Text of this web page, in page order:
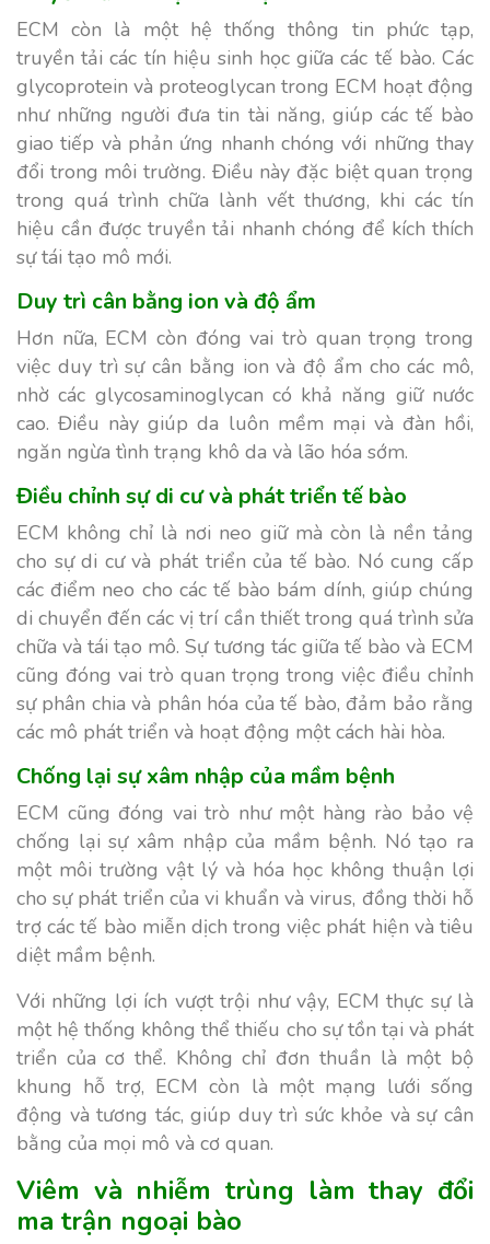
ECM còn là một hệ thống thông tin phức tạp,
truyền tải các tín hiệu sinh học giữa các tế bào. Các
glycoprotein và proteoglycan trong ECM hoạt động
như những người đưa tin tài năng, giúp các tế bào
giao tiếp và phản ứng nhanh chóng với những thay
đổi trong môi trường. Điều này đặc biệt quan trọng
trong quá trình chữa lành vết thương, khi các tín
hiệu cần được truyền tải nhanh chóng để kích thích
sự tái tạo mô mới.
Duy trì cân bằng ion và độ ẩm
Hơn nữa, ECM còn đóng vai trò quan trọng trong
việc duy trì sự cân bằng ion và độ ẩm cho các mô,
nhờ các glycosaminoglycan có khả năng giữ nước
cao. Điều này giúp da luôn mềm mại và đàn hồi,
ngăn ngừa tình trạng khô da và lão hóa sớm.
Điều chỉnh sự di cư và phát triển tế bào
ECM không chỉ là nơi neo giữ mà còn là nền tảng
cho sự di cư và phát triển của tế bào. Nó cung cấp
các điểm neo cho các tế bào bám dính, giúp chúng
di chuyển đến các vị trí cần thiết trong quá trình sửa
chữa và tái tạo mô. Sự tương tác giữa tế bào và ECM
cũng đóng vai trò quan trọng trong việc điều chỉnh
sự phân chia và phân hóa của tế bào, đảm bảo rằng
các mô phát triển và hoạt động một cách hài hòa.
Chống lại sự xâm nhập của mầm bệnh
ECM cũng đóng vai trò như một hàng rào bảo vệ
chống lại sự xâm nhập của mầm bệnh. Nó tạo ra
một môi trường vật lý và hóa học không thuận lợi
cho sự phát triển của vi khuẩn và virus, đồng thời hỗ
trợ các tế bào miễn dịch trong việc phát hiện và tiêu
diệt mầm bệnh.
Với những lợi ích vượt trội như vậy, ECM thực sự là
một hệ thống không thể thiếu cho sự tồn tại và phát
triển của cơ thể. Không chỉ đơn thuần là một bộ
khung hỗ trợ, ECM còn là một mạng lưới sống
động và tương tác, giúp duy trì sức khỏe và sự cân
bằng của mọi mô và cơ quan.
Viêm và nhiễm trùng làm thay đổi
ma trận ngoại bào